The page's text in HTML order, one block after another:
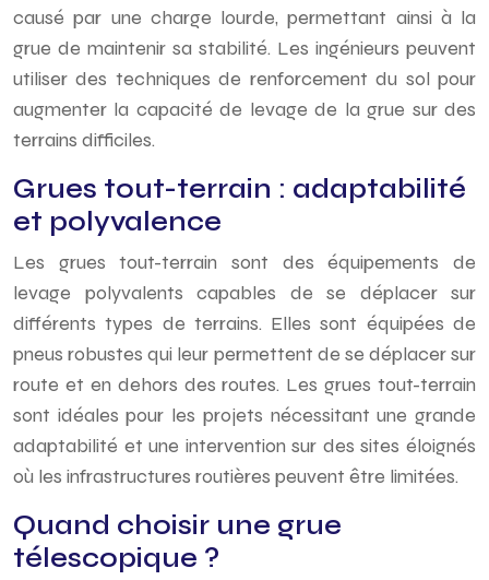
causé par une charge lourde, permettant ainsi à la
grue de maintenir sa stabilité. Les ingénieurs peuvent
utiliser des techniques de renforcement du sol pour
augmenter la capacité de levage de la grue sur des
terrains difficiles.
Grues tout-terrain : adaptabilité
et polyvalence
Les grues tout-terrain sont des équipements de
levage polyvalents capables de se déplacer sur
différents types de terrains. Elles sont équipées de
pneus robustes qui leur permettent de se déplacer sur
route et en dehors des routes. Les grues tout-terrain
sont idéales pour les projets nécessitant une grande
adaptabilité et une intervention sur des sites éloignés
où les infrastructures routières peuvent être limitées.
Quand choisir une grue
télescopique ?